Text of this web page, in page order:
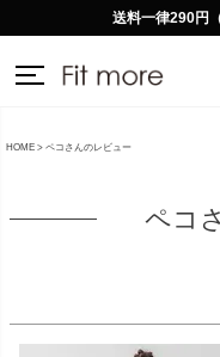
送料一律290円
HOME ペコさんのレビュー
ペコ